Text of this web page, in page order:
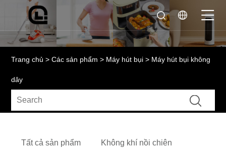
Trang chủ > Các sản phẩm > Máy hút bụi > Máy hút bụi không
dây
Tất cả sản phẩm Không khí nồi chiên